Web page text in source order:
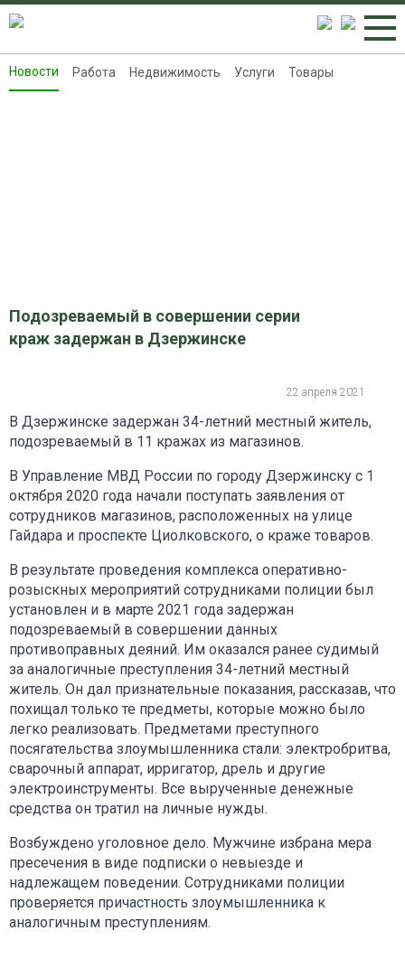
Новости
Новости Работа Недвижимость Услуги Товары
Подозреваемый в совершении серии
краж задержан в Дзержинске
22 апреля 2021
В Дзержинске задержан 34-летний местный житель,
подозреваемый в 11 кражах из магазинов.
В Управление МВД России по городу Дзержинску с 1
октября 2020 года начали поступать заявления от
сотрудников магазинов, расположенных на улице
Гайдара и проспекте Циолковского, о краже товаров.
В результате проведения комплекса оперативно-
розыскных мероприятий сотрудниками полиции был
установлен и в марте 2021 года задержан
подозреваемый в совершении данных
противоправных деяний. Им оказался ранее судимый
за аналогичные преступления 34-летний местный
житель. Он дал признательные показания, рассказав, что
похищал только те предметы, которые можно было
легко реализовать. Предметами преступного
посягательства злоумышленника стали: электробритва,
сварочный аппарат, ирригатор, дрель и другие
электроинструменты. Все вырученные денежные
средства он тратил на личные нужды.
Возбуждено уголовное дело. Мужчине избрана мера
пресечения в виде подписки о невыезде и
надлежащем поведении. Сотрудниками полиции
проверяется причастность злоумышленника к
аналогичным преступлениям.